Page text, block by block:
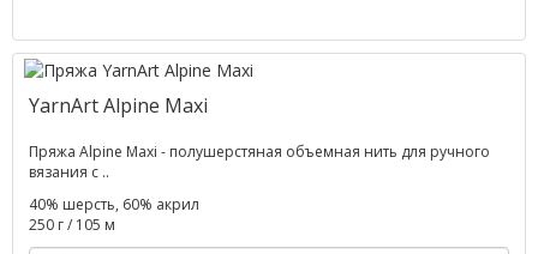
YarnArt Alpine Maxi
Пряжа Alpine Maxi - полушерстяная объемная нить для ручного
вязания с ..
40% шерсть, 60% акрил
250 г / 105 м